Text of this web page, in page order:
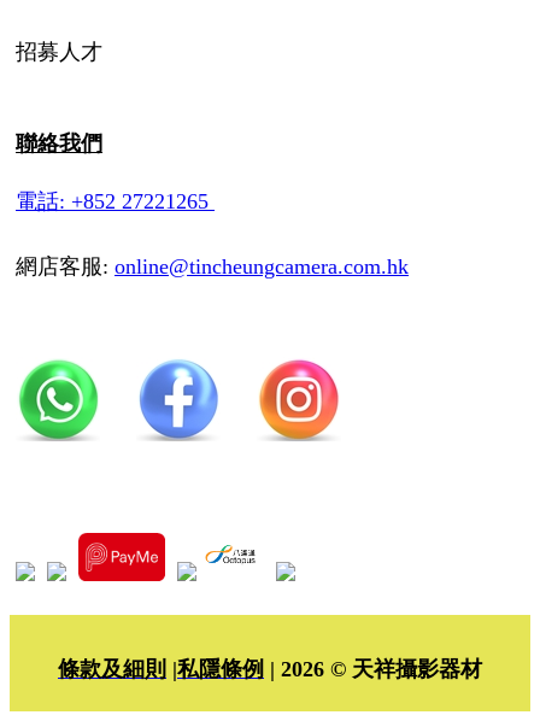
招募人才
聯絡我們
電話: +852 27221265
網店客服: online@tincheungcamera.com.hk
條款及細則 |私隱條例 | 2026 © 天祥攝影器材